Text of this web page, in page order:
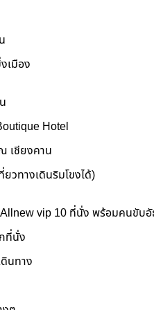
เมือง
Hotel
เชียงคาน
วทางเดินริมโขงได้)
vip 10 ที่นั่ง พร้อมคนขับ
ที่นั่ง
นทาง